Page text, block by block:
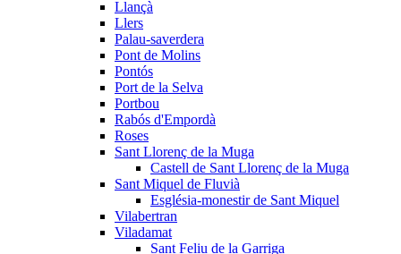
Llançà
Llers
Palau-saverdera
Pont de Molins
Pontós
Port de la Selva
Portbou
Rabós d'Empordà
Roses
Sant Llorenç de la Muga
Castell de Sant Llorenç de la Muga
Sant Miquel de Fluvià
Església-monestir de Sant Miquel
Vilabertran
Viladamat
Sant Feliu de la Garriga